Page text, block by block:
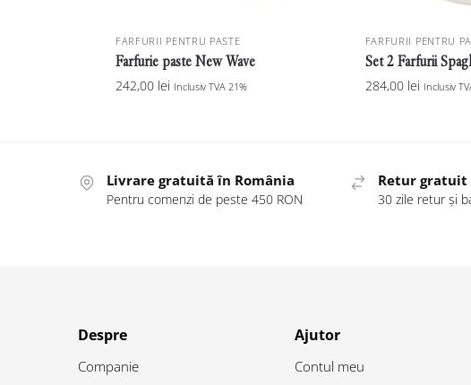
FARFURII PENTRU PASTE
Farfurie paste New Wave
242,00 lei Inclusiv TVA 21%
FARFURII PENTRU
Set 2 Farfurii
284,00 lei Inclusiv
Livrare gratuită în România
Pentru comenzi de peste 450 RON
Retur gratuit
30 zile retur și
Despre
Companie
Ajutor
Contul meu